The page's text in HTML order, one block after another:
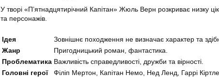
У творі «П’ятнадцятирічний Капітан» Жюль Верн розкриває низку
та персонажів.
Ідея
Зовнішнє походження не визначає характер та
Жанр
Пригодницький роман, фантастика.
Проблематика Важливість справедливості, дружби та вірності.
Головні герої
Філіп Мертон, Капітан Немо, Нед Ленд, Гаррі